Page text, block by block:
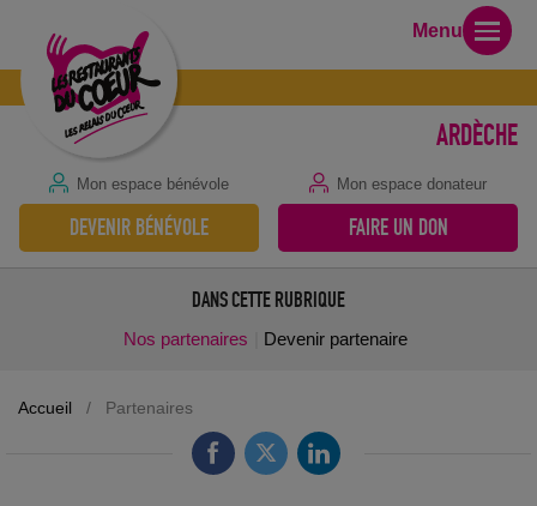
ARDÈCHE
Mon espace bénévole Mon espace donateur
DEVENIR BÉNÉVOLE FAIRE UN DON
Menu
DANS CETTE RUBRIQUE
Nos partenaires Devenir partenaire
Accueil / Partenaires